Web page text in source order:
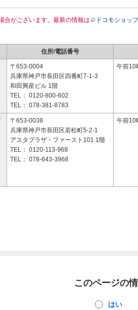
合がございます。最新の情報は ドコモショッ
住所/電話番号
〒653-0004
兵庫県神戸市長田区四番町7-1-3
和田興産ビル 1階
TEL： 0120-800-602
TEL： 078-381-8783
午前10
〒653-0038
兵庫県神戸市長田区若松町5-2-1
アスタプラザ・ファースト101 1階
TEL： 0120-113-968
TEL： 078-643-3968
午前10
このページの
はい